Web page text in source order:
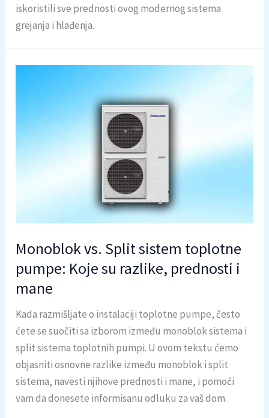
iskoristili sve prednosti ovog modernog sistema
grejanja i hlađenja.
Monoblok vs. Split sistem toplotne
pumpe: Koje su razlike, prednosti i
mane
Kada razmišljate o instalaciji toplotne pumpe, često
ćete se suočiti sa izborom između monoblok sistema i
split sistema toplotnih pumpi. U ovom tekstu ćemo
objasniti osnovne razlike između monoblok i split
sistema, navesti njihove prednosti i mane, i pomoći
vam da donesete informisanu odluku za vaš dom.